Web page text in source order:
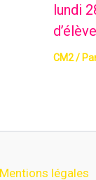
lundi
CM2/
Mentions légales